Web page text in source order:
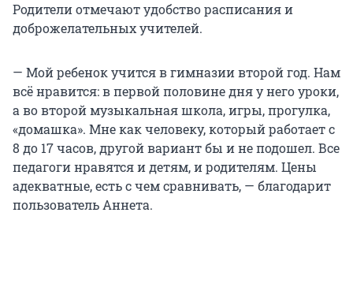
Родители отмечают удобство расписания и
доброжелательных учителей.
— Мой ребенок учится в гимназии второй год. Нам
всё нравится: в первой половине дня у него уроки,
а во второй музыкальная школа, игры, прогулка,
«домашка». Мне как человеку, который работает с
8 до 17 часов, другой вариант бы и не подошел. Все
педагоги нравятся и детям, и родителям. Цены
адекватные, есть с чем сравнивать, — благодарит
пользователь Аннета.